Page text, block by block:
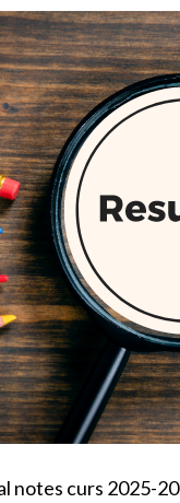
notes curs 2025-